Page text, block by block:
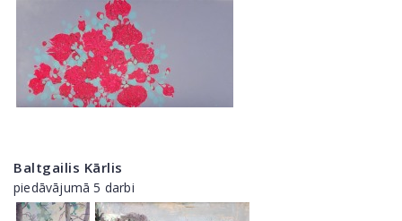
Baltgailis Kārlis
piedāvājumā 5 darbi